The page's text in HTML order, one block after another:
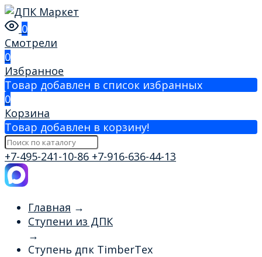
0
Смотрели
0
Избранное
Товар добавлен в список избранных
0
Корзина
Товар добавлен в корзину!
+7-495-241-10-86 +7-916-636-44-13
Главная →
Ступени из ДПК
→
Ступень дпк TimberTex